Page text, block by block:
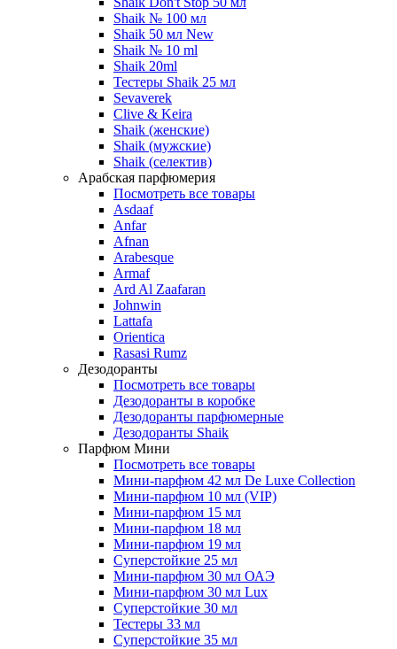
Shaik № 100 мл
Shaik 50 мл New
Shaik № 10 ml
Shaik 20ml
Тестеры Shaik 25 мл
Sevaverek
Clive & Keira
Shaik (женские)
Shaik (мужские)
Shaik (селектив)
Арабская парфюмерия
Посмотреть все товары
Asdaaf
Anfar
Afnan
Arabesque
Armaf
Ard Al Zaafaran
Johnwin
Lattafa
Orientica
Rasasi Rumz
Дезодоранты
Посмотреть все товары
Дезодоранты в коробке
Дезодоранты парфюмерные
Дезодоранты Shaik
Парфюм Мини
Посмотреть все товары
Мини-парфюм 42 мл De Luxe Collection
Мини-парфюм 10 мл (VIP)
Мини-парфюм 15 мл
Мини-парфюм 18 мл
Мини-парфюм 19 мл
Суперстойкие 25 мл
Мини-парфюм 30 мл ОАЭ
Мини-парфюм 30 мл Lux
Суперстойкие 30 мл
Тестеры 33 мл
Суперстойкие 35 мл